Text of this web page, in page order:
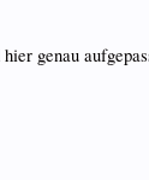
genau